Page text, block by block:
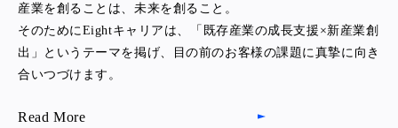
産業を創ることは、未来を創ること。
そのためにEightキャリアは、「既存産業の成長支援×新産業創
出」というテーマを掲げ、目の前のお客様の課題に真摯に向き
合いつづけます。
Read More